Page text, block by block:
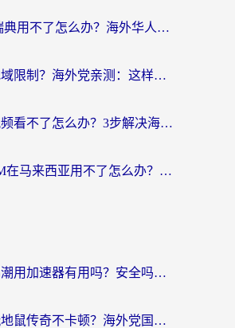
音悦Tai在瑞典用不了怎么办？海外华人追剧听歌的实用指南
优酷境外地域限制？海外党亲测：这样看国内剧再也不卡（附3个实用场景解决）
香港西瓜视频看不了怎么办？3步解决海外追剧难题，附靠谱加速器推荐
喜马拉雅FM在马来西亚用不了怎么办？海外华人亲测有效的回国加速指南
在国外打鸣潮用加速器有用吗？安全吗？海外玩家国服游戏加速全指南
德国怎么玩地鼠传奇不卡顿？海外党国服游戏加速全攻略（含战双EVE实用指南）